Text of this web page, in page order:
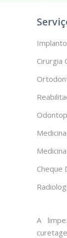
Cirurgia
Cheque
A